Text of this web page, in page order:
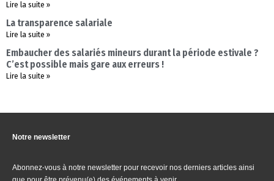
Lire la suite »
La transparence salariale
Lire la suite »
Embaucher des salariés mineurs durant la période estivale ?
C’est possible mais gare aux erreurs !
Lire la suite »
Notre newsletter
Abonnez-vous à notre newsletter pour recevoir nos derniers articles ainsi